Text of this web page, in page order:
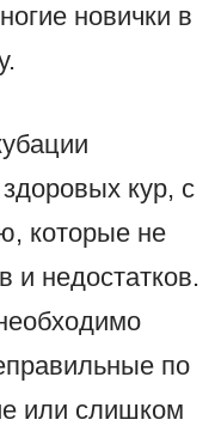
новички в
кур, с
которые не
недостатков.
по
или слишком